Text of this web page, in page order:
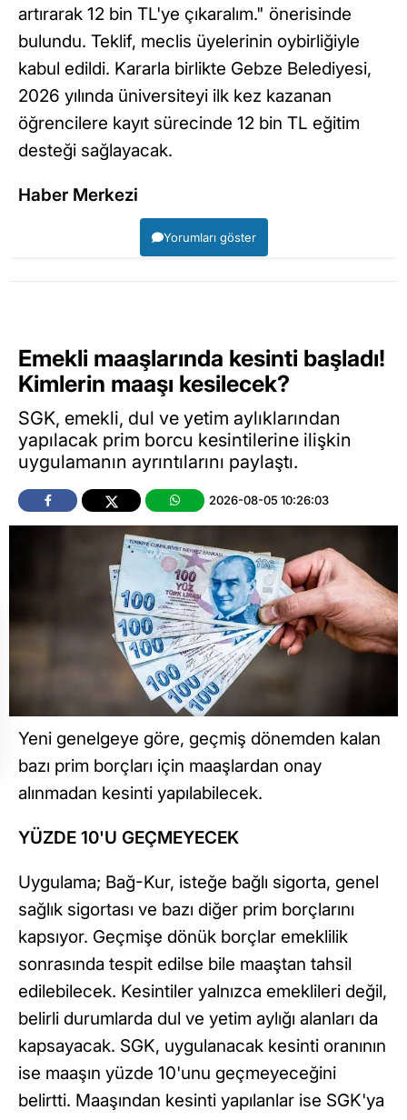
artırarak 12 bin TL'ye çıkaralım." önerisinde
bulundu. Teklif, meclis üyelerinin oybirliğiyle
kabul edildi. Kararla birlikte Gebze Belediyesi,
2026 yılında üniversiteyi ilk kez kazanan
öğrencilere kayıt sürecinde 12 bin TL eğitim
desteği sağlayacak.
Haber Merkezi
Yorumları göster
Emekli maaşlarında kesinti başladı!
Kimlerin maaşı kesilecek?
SGK, emekli, dul ve yetim aylıklarından
yapılacak prim borcu kesintilerine ilişkin
uygulamanın ayrıntılarını paylaştı.
2026-08-05 10:26:03
Yeni genelgeye göre, geçmiş dönemden kalan
bazı prim borçları için maaşlardan onay
alınmadan kesinti yapılabilecek.
YÜZDE 10'U GEÇMEYECEK
Uygulama; Bağ-Kur, isteğe bağlı sigorta, genel
sağlık sigortası ve bazı diğer prim borçlarını
kapsıyor. Geçmişe dönük borçlar emeklilik
sonrasında tespit edilse bile maaştan tahsil
edilebilecek. Kesintiler yalnızca emeklileri değil,
belirli durumlarda dul ve yetim aylığı alanları da
kapsayacak. SGK, uygulanacak kesinti oranının
ise maaşın yüzde 10'unu geçmeyeceğini
belirtti. Maaşından kesinti yapılanlar ise SGK'ya